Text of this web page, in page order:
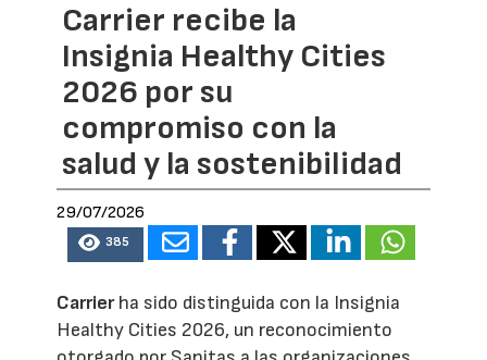
Carrier recibe la
Insignia Healthy Cities
2026 por su
compromiso con la
salud y la sostenibilidad
29/07/2026
385
Carrierha sido distinguida con la Insignia
Healthy Cities 2026, un reconocimiento